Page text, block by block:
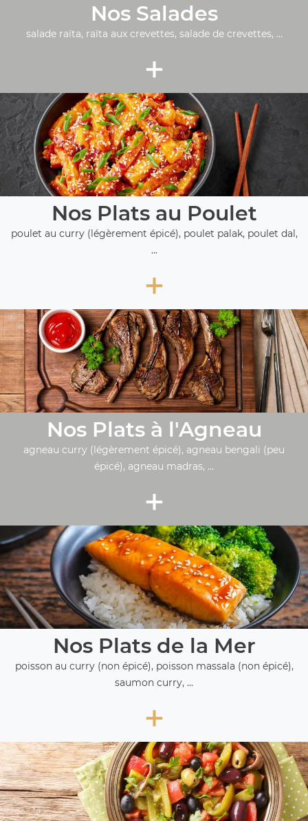
Nos Salades
salade raïta, raïta aux crevettes, salade de crevettes, ...
+
Nos Plats au Poulet
poulet au curry (légèrement épicé), poulet palak, poulet dal,
...
+
Nos Plats à l'Agneau
agneau curry (légèrement épicé), agneau bengali (peu
épicé), agneau madras, ...
+
Nos Plats de la Mer
poisson au curry (non épicé), poisson massala (non épicé),
saumon curry, ...
+